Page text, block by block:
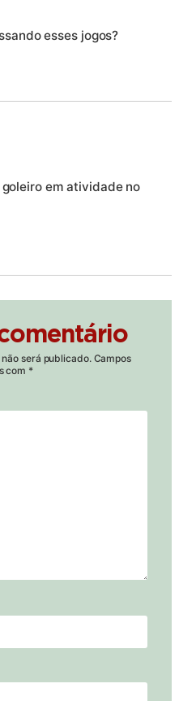
esses jogos?
em atividade no
será publicado. Campos
com *